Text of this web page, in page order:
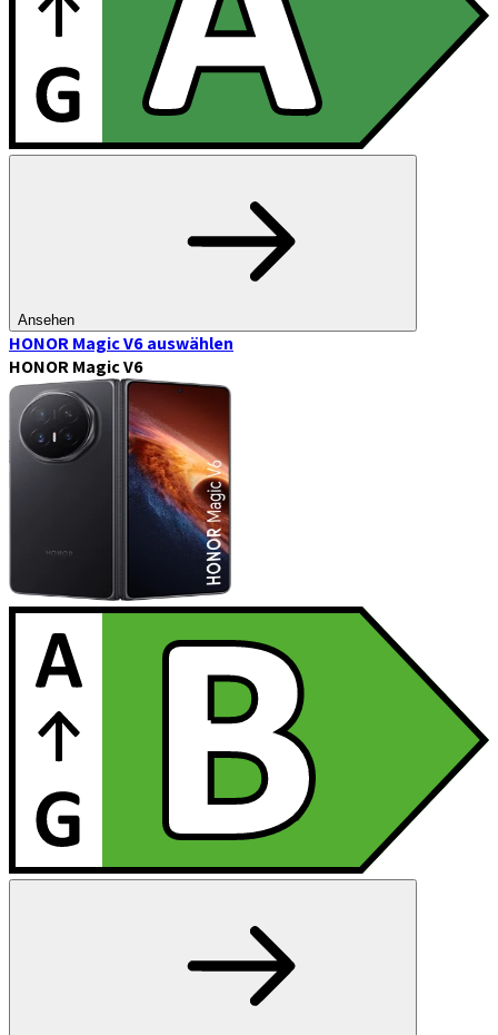
Ansehen
HONOR Magic V6auswählen
HONOR Magic V6